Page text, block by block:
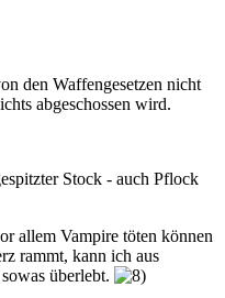
den Waffengesetzen nicht
abgeschossen wird.
Stock - auch Pflock
allem Vampire töten können
rammt, kann ich aus
überlebt.